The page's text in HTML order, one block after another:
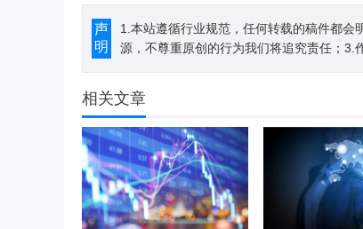
声
明
1.本站遵循行业规范，任何转载的稿件都
源，不尊重原创的行为我们将追究责任；3.
相关文章